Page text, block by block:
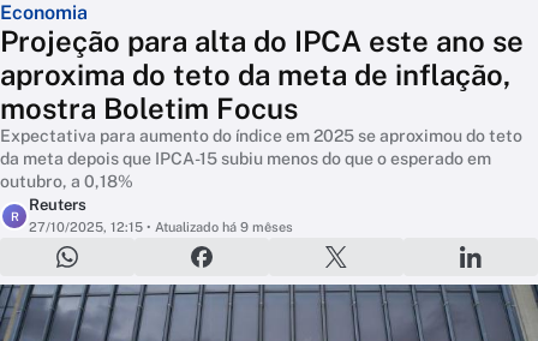
Economia
Projeção para alta do IPCA este ano se
aproxima do teto da meta de inflação,
mostra Boletim Focus
Expectativa para aumento do índice em 2025 se aproximou do teto
da meta depois que IPCA-15 subiu menos do que o esperado em
outubro, a 0,18%
R
Reuters
27/10/2025, 12:15 • Atualizado há 9 mêses